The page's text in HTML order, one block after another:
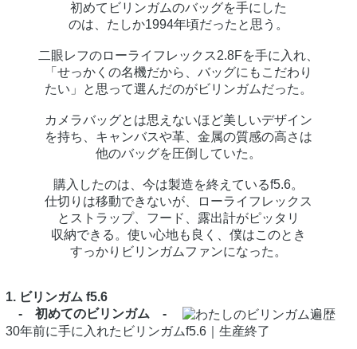
初めてビリンガムのバッグを手にした
のは、たしか1994年頃だったと思う。
二眼レフのローライフレックス2.8Fを手に入れ、
「せっかくの名機だから、バッグにもこだわり
たい」と思って選んだのがビリンガムだった。
カメラバッグとは思えないほど美しいデザイン
を持ち、キャンバスや革、金属の質感の高さは
他のバッグを圧倒していた。
購入したのは、今は製造を終えているf5.6。
仕切りは移動できないが、ローライフレックス
とストラップ、フード、露出計がピッタリ
収納できる。使い心地も良く、僕はこのとき
すっかりビリンガムファンになった。
1. ビリンガム f5.6
- 初めてのビリンガム -
30年前に手に入れたビリンガムf5.6｜生産終了